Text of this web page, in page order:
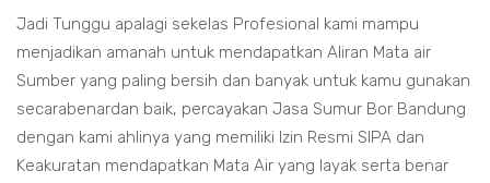
Jadi Tunggu apalagi sekelas Profesional kami mampu
menjadikan amanah untuk mendapatkan Aliran Mata air
Sumber yang paling bersih dan banyak untuk kamu gunakan
secarabenardan baik, percayakan Jasa Sumur Bor Bandung
dengan kami ahlinya yang memiliki Izin Resmi SIPA dan
Keakuratan mendapatkan Mata Air yang layak serta benar